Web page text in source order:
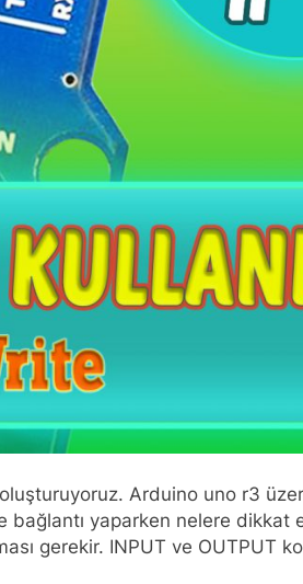
Arduino uno r3
bağlantı yaparken nelere dikkat
gerekir. INPUT ve OUTPUT